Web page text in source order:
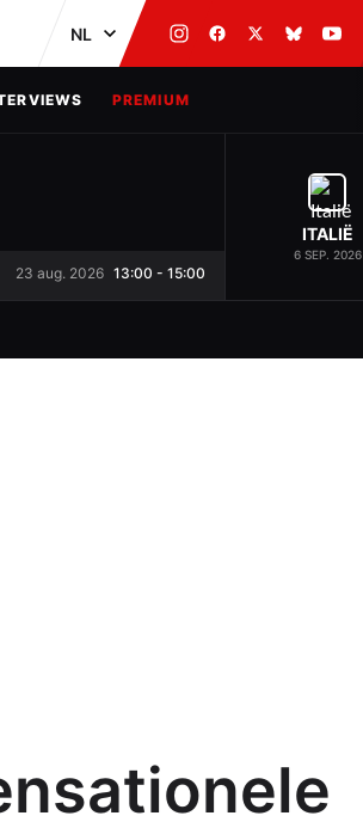
PREMIUM
23 aug. 2026 13:00 - 15:00
ITALIË
6 SEP. 2026